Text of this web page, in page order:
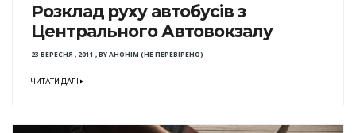
Розклад руху автобусів з
Центрального Автовокзалу
23 ВЕРЕСНЯ , 2011 ,BYАНОНІМ (НЕ ПЕРЕВІРЕНО)
ЧИТАТИ ДАЛІ